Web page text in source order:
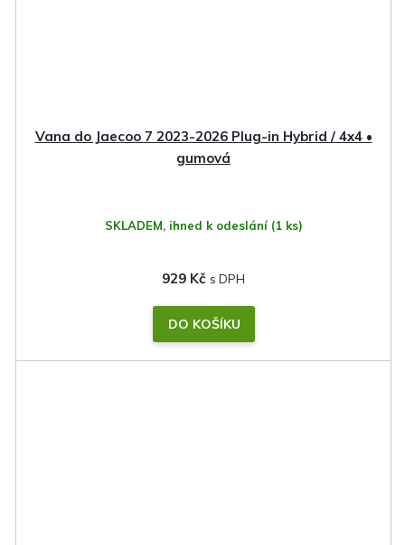
Vana do Jaecoo 7 2023-2026 Plug-in Hybrid / 4x4 •
gumová
SKLADEM, ihned k odeslání (1 ks)
929 Kč
DO KOŠÍKU